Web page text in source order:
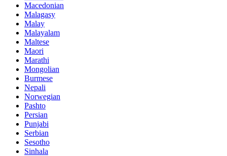
Macedonian
Malagasy
Malay
Malayalam
Maltese
Maori
Marathi
Mongolian
Burmese
Nepali
Norwegian
Pashto
Persian
Punjabi
Serbian
Sesotho
Sinhala